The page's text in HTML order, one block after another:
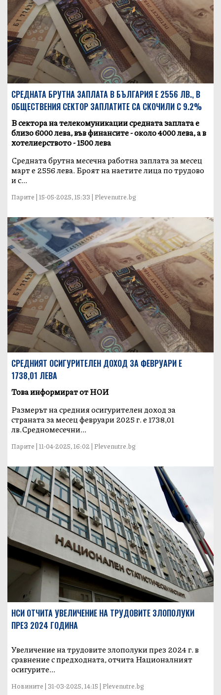
СРЕДНАТА БРУТНА ЗАПЛАТА В БЪЛГАРИЯ Е 2556 ЛВ., В
ОБЩЕСТВЕНИЯ СЕКТОР ЗАПЛАТИТЕ СА СКОЧИЛИ С 9.2%
В сектора на телекомуникации средната заплата е
близо 6000 лева, във финансите - около 4000 лева, а в
хотелиерството - 1500 лева
Средната брутна месечна работна заплата за месец
март е 2556 лева. Броят на наетите лица по трудово
и с...
Парите | 15-05-2025, 15:33 | Plevenutre.bg
СРЕДНИЯТ ОСИГУРИТЕЛЕН ДОХОД ЗА ФЕВРУАРИ Е
1738,01 ЛЕВА
Това информират от НОИ
Размерът на средния осигурителен доход за
страната за месец февруари 2025 г. е 1738,01
лв.Средномесечни...
Парите | 11-04-2025, 16:02 | Plevenutre.bg
НСИ ОТЧИТА УВЕЛИЧЕНИЕ НА ТРУДОВИТЕ ЗЛОПОЛУКИ
ПРЕЗ 2024 ГОДИНА
Увеличение на трудовите злополуки през 2024 г. в
сравнение с предходната, отчита Националният
осигурите...
Новините | 31-03-2025, 14:15 | Plevenutre.bg